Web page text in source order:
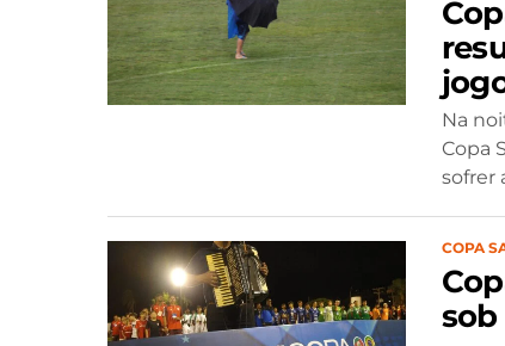
Na
Copa
sofrer
COPA